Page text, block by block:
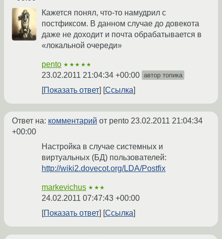
Кажется понял, что-то намудрил с
постфиксом. В данном случае до довекота
даже не доходит и почта обрабатывается в
«локальной очереди»
pento ★★★★★
23.02.2011 21:04:34 +00:00 автор топика
Показать ответ Ссылка
Ответ на: комментарий от pento 23.02.2011 21:04:34
+00:00
Настройка в случае системных и
виртуальных (БД) пользователей:
http://wiki2.dovecot.org/LDA/Postfix
markevichus ★★★
24.02.2011 07:47:43 +00:00
Показать ответ
Ссылка